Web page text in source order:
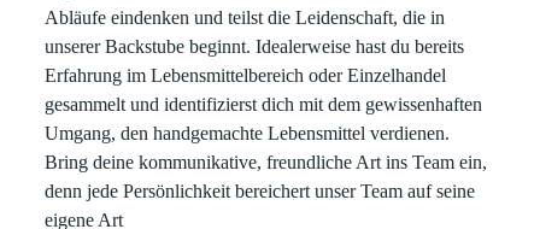
Abläufe eindenken und teilst die Leidenschaft, die in
unserer Backstube beginnt. Idealerweise hast du bereits
Erfahrung im Lebensmittelbereich oder Einzelhandel
gesammelt und identifizierst dich mit dem gewissenhaften
Umgang, den handgemachte Lebensmittel verdienen.
Bring deine kommunikative, freundliche Art ins Team ein,
denn jede Persönlichkeit bereichert unser Team auf seine
eigene Art